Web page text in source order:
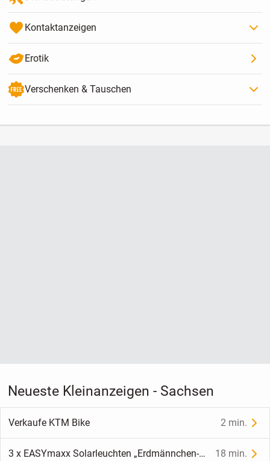
Kontaktanzeigen
Erotik
Verschenken & Tauschen
Neueste Kleinanzeigen - Sachsen
Verkaufe KTM Bike 2 min.
3 x EASYmaxx Solarleuchten „Erdmännchen-Familie“ – NEU+OVP 18 min.